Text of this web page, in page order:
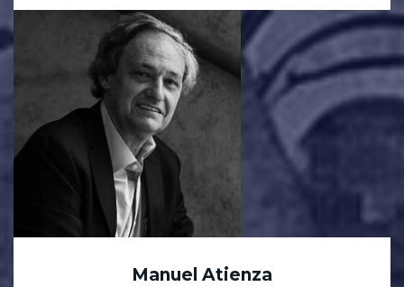
Manuel Atienza